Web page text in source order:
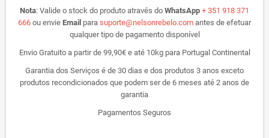
Nota: Valide o stock do produto através do WhatsApp + 351 918 371
666 ou envie Email para suporte@nelsonrebelo.com antes de efetuar
qualquer tipo de pagamento disponível
Envio Gratuito a partir de 99,90€ e até 10kg para Portugal Continental
Garantia dos Serviços é de 30 dias e dos produtos 3 anos exceto
produtos recondicionados que podem ser de 6 meses até 2 anos de
garantia
Pagamentos Seguros